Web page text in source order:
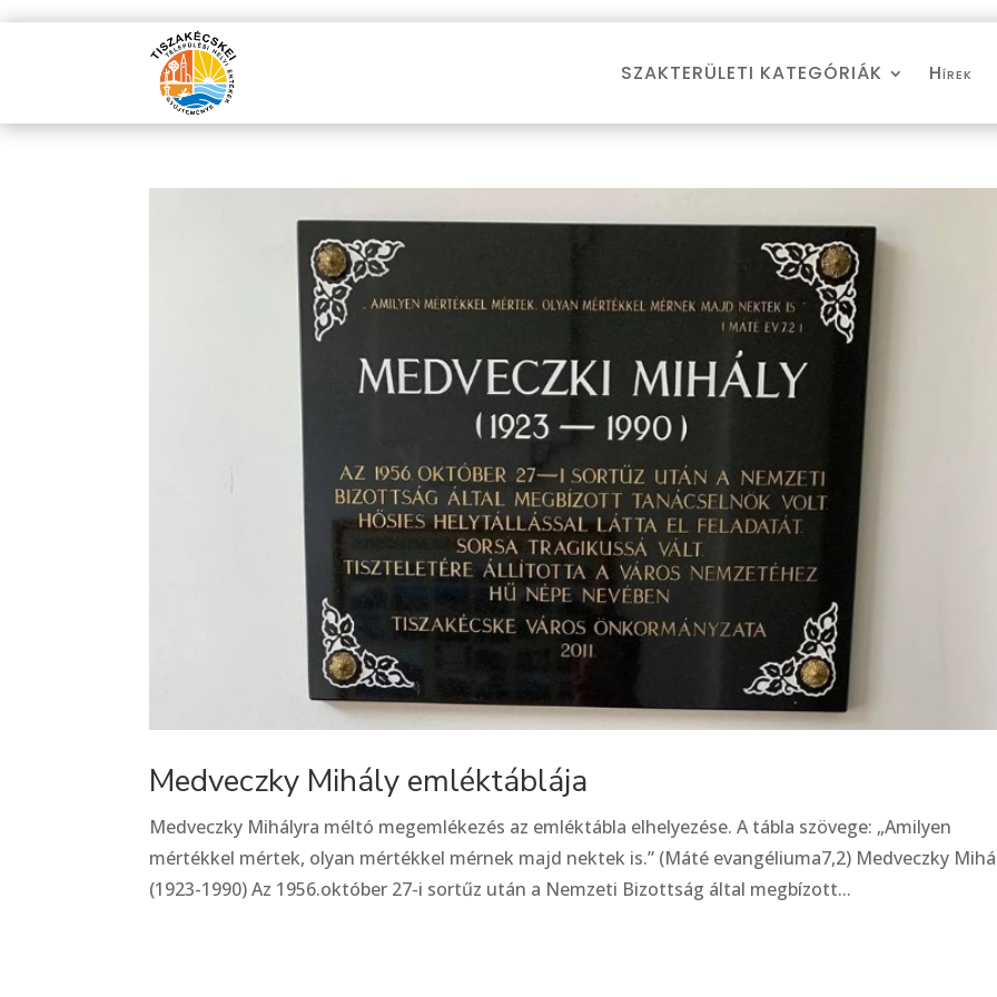
SZAKTERÜLETI KATEGÓRIÁK Hírek
Medveczky Mihály emléktáblája
Medveczky Mihályra méltó megemlékezés az emléktábla elhelyezése. A tábla szövege: „Amilyen
mértékkel mértek, olyan mértékkel mérnek majd nektek is.” (Máté evangéliuma7,2) Medveczky
(1923-1990) Az 1956.október 27-i sortűz után a Nemzeti Bizottság által megbízott...